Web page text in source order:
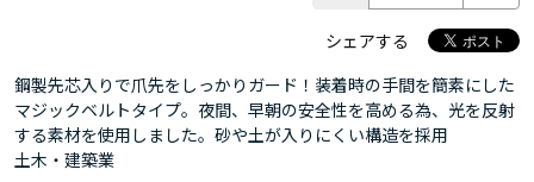
シェアする
鋼製先芯入りで爪先をしっかりガード！装着時の手間を簡素にした
マジックベルトタイプ。夜間、早朝の安全性を高める為、光を反射
する素材を使用しました。砂や土が入りにくい構造を採用
土木・建築業